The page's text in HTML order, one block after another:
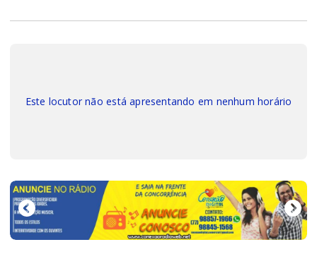
Este locutor não está apresentando em nenhum horário